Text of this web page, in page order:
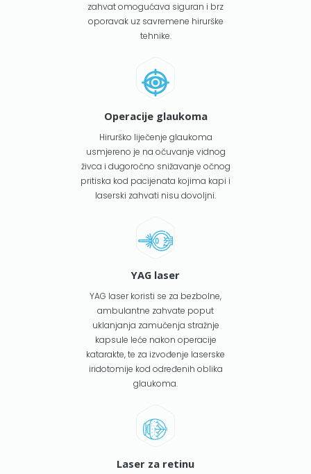
zahvat omogućava siguran i brz
oporavak uz savremene hirurške
tehnike.
Operacije glaukoma
Hirurško liječenje glaukoma
usmjereno je na očuvanje vidnog
živca i dugoročno snižavanje očnog
pritiska kod pacijenata kojima kapi i
laserski zahvati nisu dovoljni.
YAG laser
YAG laser koristi se za bezbolne,
ambulantne zahvate poput
uklanjanja zamućenja stražnje
kapsule leće nakon operacije
katarakte, te za izvođenje laserske
iridotomije kod određenih oblika
glaukoma.
Laser za retinu